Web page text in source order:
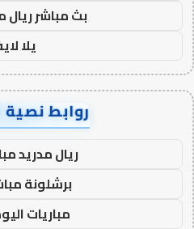
بث مباشر ريال
يلا
روابط نصية AA32801
ريال مدريد
برشلونة
مباريات